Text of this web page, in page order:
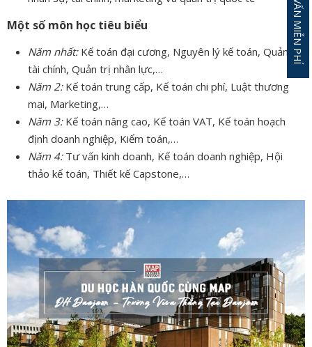
Một số môn học tiêu biểu
Năm nhất:Kế toán đại cương, Nguyên lý kế toán, Quản trị
tài chính, Quản trị nhân lực,…
Năm 2:Kế toán trung cấp, Kế toán chi phí, Luật thương
mại, Marketing,…
Năm 3:Kế toán nâng cao, Kế toán VAT, Kế toán hoạch
định doanh nghiệp, Kiểm toán,…
Năm 4:Tư vấn kinh doanh, Kế toán doanh nghiệp, Hội
thảo kế toán, Thiết kế Capstone,…